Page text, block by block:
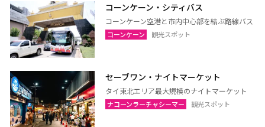
コーンケーン・シティバス
コーンケーン空港と市内中心部を結ぶ路線バス
コーンケーン 観光スポット
セーブワン・ナイトマーケット
タイ東北エリア最大規模のナイトマーケット
ナコーンラーチャシーマー 観光スポット